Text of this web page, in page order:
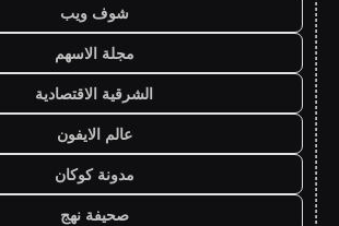
شوف ويب
مجلة الاسهم
الشرقية الاقتصادية
عالم الايفون
مدونة كوكان
صحيفة نهج